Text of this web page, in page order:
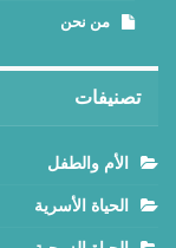
من نحن
تصنيفات
الأم والطفل
الحياة الأسرية